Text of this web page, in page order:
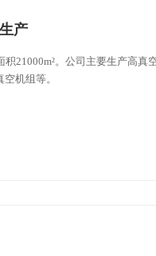
产
21000m²。公司主要生产高真
机组等。